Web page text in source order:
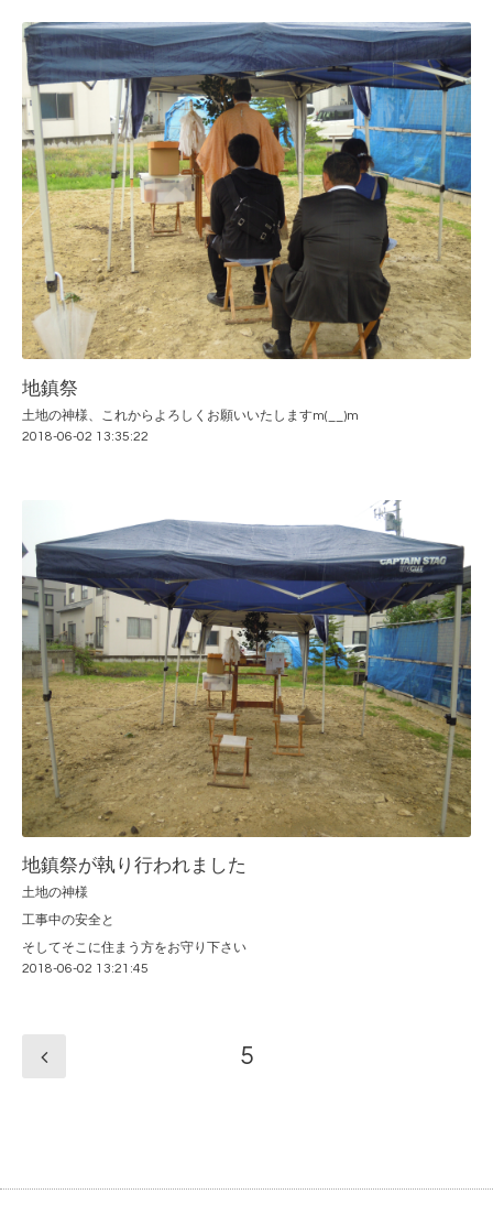
地鎮祭
土地の神様、これからよろしくお願いいたしますm(__)m
2018-06-02 13:35:22
地鎮祭が執り行われました
土地の神様
工事中の安全と
そしてそこに住まう方をお守り下さい
2018-06-02 13:21:45
5